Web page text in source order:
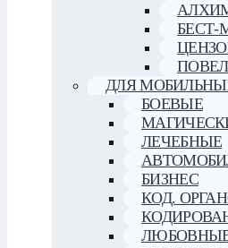
БЕСТ-
ДЛЯ
БОЕВЫЕ
ЛЕЧЕБНЫЕ
БИЗНЕС
КОД.